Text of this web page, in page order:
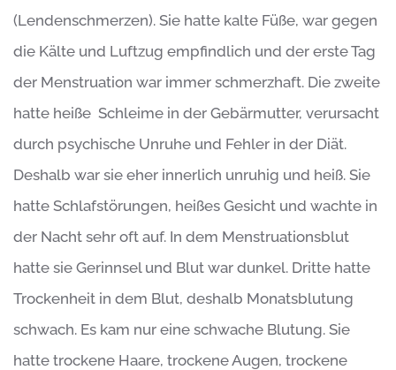
(Lendenschmerzen). Sie hatte kalte Füße, war gegen
die Kälte und Luftzug empfindlich und der erste Tag
der Menstruation war immer schmerzhaft. Die zweite
hatte heiße Schleime in der Gebärmutter, verursacht
durch psychische Unruhe und Fehler in der Diät.
Deshalb war sie eher innerlich unruhig und heiß. Sie
hatte Schlafstörungen, heißes Gesicht und wachte in
der Nacht sehr oft auf. In dem Menstruationsblut
hatte sie Gerinnsel und Blut war dunkel. Dritte hatte
Trockenheit in dem Blut, deshalb Monatsblutung
schwach. Es kam nur eine schwache Blutung. Sie
hatte trockene Haare, trockene Augen, trockene